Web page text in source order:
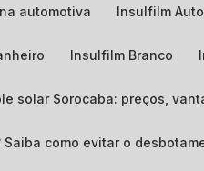
automotiva Insulfilm
Insulfilm Branco
solar Sorocaba: preços,
Saiba como evitar o